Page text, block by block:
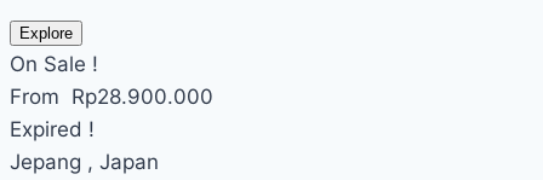
Explore
On Sale !
From Rp28.900.000
Expired !
Jepang , Japan